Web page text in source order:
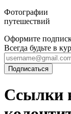
Фотографии
путешествий
Оформите
Всегда будьте в
Ссылки